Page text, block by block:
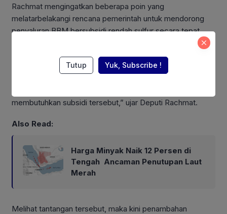
Rachmat mengingatkan beberapa poin yang
melatarbelakangi rencana pemerintah untuk mendorong
penyaluran BBM bersubsidi rendah sulfur secara tepat.
menghabiskan 119 triliun setiap tahunnya untuk subsidi
membutuhkan subsidi tersebut,” ujar Deputi Rachmat.
Also Read:
Harga Minyak Naik 12 Persen di
Tengah Ancaman Penutupan Laut
Merah
Melihat tantangan tersebut, maka kini penambahan
Tutup Yuk, Subscribe !